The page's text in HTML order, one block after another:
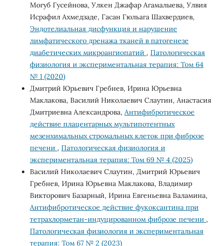
Могуб Гусейнова, Улкен Джафар Агамалыева, Улвия
Исрафил Ахмедзаде, Гасан Гюльага Шахвердиев,
Эндотелиальная дисфункция и нарушение
лимфатического дренажа тканей в патогенезе
диабетических микроангиопатий , Патологическая
физиология и экспериментальная терапия: Том 64
№ 1 (2020)
Дмитрий Юрьевич Гребнев, Ирина Юрьевна
Маклакова, Василий Николаевич Слаутин, Анастасия
Дмитриевна Александрова, Антифибротическое
действие плацентарных мультипотентных
мезенхимальных стромальных клеток при фиброзе
печени , Патологическая физиология и
экспериментальная терапия: Том 69 № 4 (2025)
Василий Николаевич Слаутин, Дмитрий Юрьевич
Гребнев, Ирина Юрьевна Маклакова, Владимир
Викторович Базарный, Ирина Евгеньевна Валамина,
Антифибротическое действие фукоксантина при
тетрахлорметан-индуцированном фиброзе печени ,
Патологическая физиология и экспериментальная
терапия: Том 67 № 2 (2023)